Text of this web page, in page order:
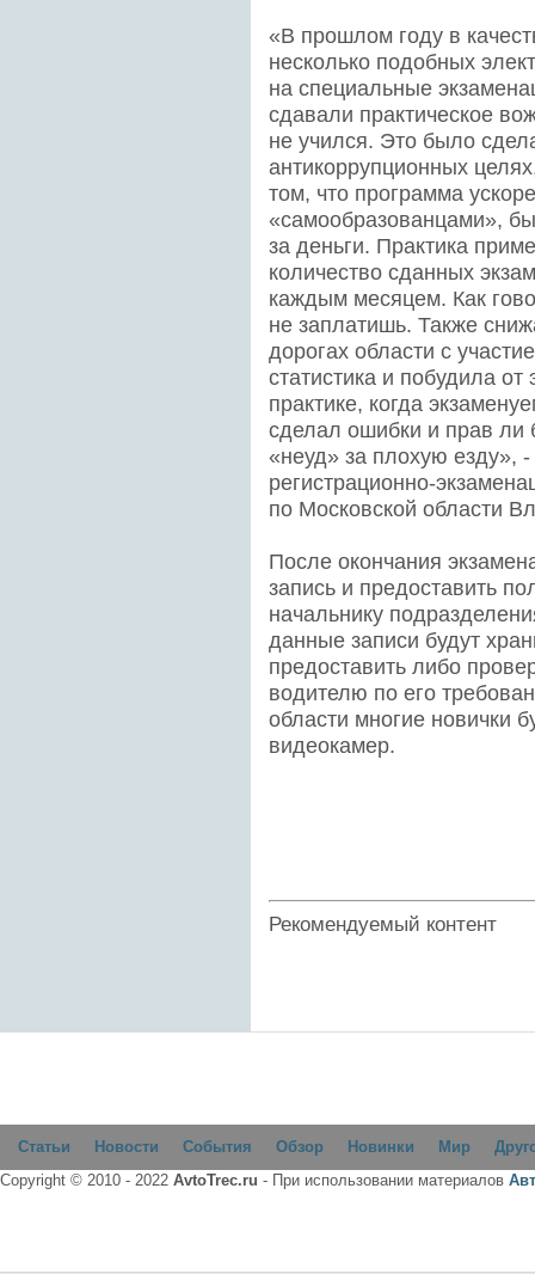
«В прошлом году в
несколько подобных
на специальные
сдавали практическое
не учился. Это было
антикоррупционных
том, что программа
«самообразованцами»,
за деньги. Практика
количество сданных
каждым месяцем. Как
не заплатишь. Также
дорогах области с
статистика и побудила
практике, когда
сделал ошибки и прав ли
«неуд» за плохую езду»,
регистрационно-
по Московской области
После окончания
запись и предоставить
начальнику
данные записи будут
предоставить либо
водителю по его
области многие новички
видеокамер.
Рекомендуемый контент
Статьи Новости События Обзор Новинки Мир
Copyright © 2010 - 2022 AvtoTrec.ru - При использовании материалов